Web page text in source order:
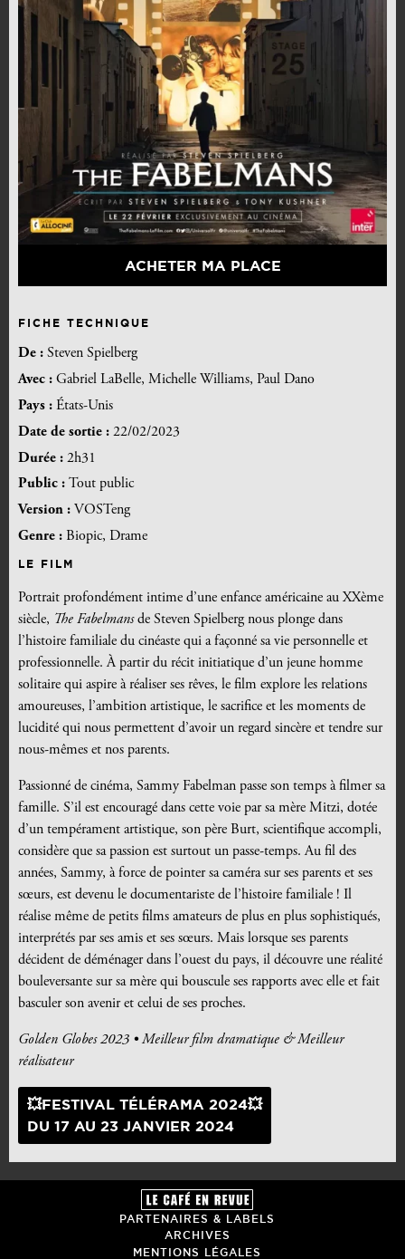
ACHETER MA PLACE
FICHE TECHNIQUE
De : Steven Spielberg
Avec : Gabriel LaBelle, Michelle Williams, Paul Dano
Pays : États-Unis
Date de sortie : 22/02/2023
Durée : 2h31
Public : Tout public
Version : VOSTeng
Genre : Biopic, Drame
LE FILM
Portrait profondément intime d’une enfance américaine au XXème
siècle, The Fabelmansde Steven Spielberg nous plonge dans
l’histoire familiale du cinéaste qui a façonné sa vie personnelle et
professionnelle. À partir du récit initiatique d’un jeune homme
solitaire qui aspire à réaliser ses rêves, le film explore les relations
amoureuses, l’ambition artistique, le sacrifice et les moments de
lucidité qui nous permettent d’avoir un regard sincère et tendre sur
nous-mêmes et nos parents.
Passionné de cinéma, Sammy Fabelman passe son temps à filmer sa
famille. S’il est encouragé dans cette voie par sa mère Mitzi, dotée
d’un tempérament artistique, son père Burt, scientifique accompli,
considère que sa passion est surtout un passe-temps. Au fil des
années, Sammy, à force de pointer sa caméra sur ses parents et ses
sœurs, est devenu le documentariste de l’histoire familiale ! Il
réalise même de petits films amateurs de plus en plus sophistiqués,
interprétés par ses amis et ses sœurs. Mais lorsque ses parents
décident de déménager dans l’ouest du pays, il découvre une réalité
bouleversante sur sa mère qui bouscule ses rapports avec elle et fait
basculer son avenir et celui de ses proches.
Golden Globes 2023 • Meilleur film dramatique & Meilleur
réalisateur
💥FESTIVAL TÉLÉRAMA 2024💥
DU 17 AU 23 JANVIER 2024
PARTENAIRES & LABELS
ARCHIVES
MENTIONS LÉGALES